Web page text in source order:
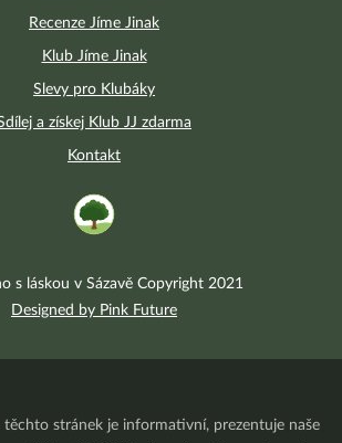
Recenze Jíme Jinak
Klub Jíme Jinak
Slevy pro Klubáky
a získej Klub JJ zdarma
Kontakt
s láskou v Sázavě Copyright 2021
Designed by Pink Future
těchto stránek je informativní, prezentuje naše